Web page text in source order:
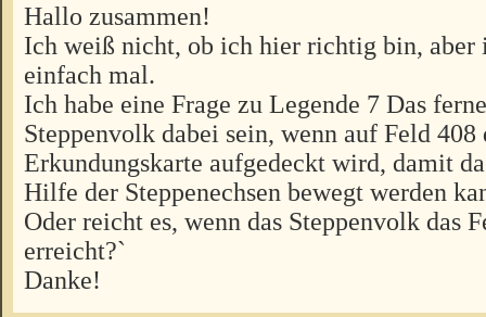
Hallo zusammen!
Ich weiß nicht, ob ich hier richtig bin, aber
einfach mal.
Ich habe eine Frage zu Legende 7 Das
Steppenvolk dabei sein, wenn auf Feld 408
Erkundungskarte aufgedeckt wird, damit
Hilfe der Steppenechsen bewegt werden
Oder reicht es, wenn das Steppenvolk das
erreicht?`
Danke!